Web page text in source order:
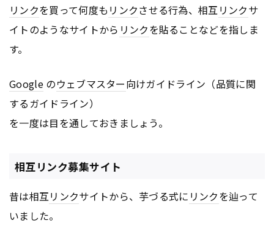
リンクを買って何度も リンクさせる行為、相互リンクサ
イトのようなサイトから リンクを貼ることなどを指しま
す。
Googleのウェブマスター向けガイドライン（品質に関
するガイドライン）
を一度は目を通しておきましょう。
相互リンク募集サイト
昔は相互リンクサイトから、芋づる式に リンクを辿って
いました。